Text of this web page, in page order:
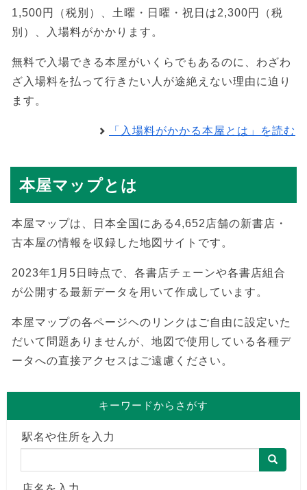
1,500円（税別）、土曜・日曜・祝日は2,300円（税
別）、入場料がかかります。
無料で入場できる本屋がいくらでもあるのに、わざわ
ざ入場料を払って行きたい人が途絶えない理由に迫り
ます。
「入場料がかかる本屋とは」を読む
本屋マップとは
本屋マップは、日本全国にある4,652店舗の新書店・
古本屋の情報を収録した地図サイトです。
2023年1月5日時点で、各書店チェーンや各書店組合
が公開する最新データを用いて作成しています。
本屋マップの各ページヘのリンクはご自由に設定いた
だいて問題ありませんが、地図で使用している各種デ
ータへの直接アクセスはご遠慮ください。
キーワードからさがす
駅名や住所を入力